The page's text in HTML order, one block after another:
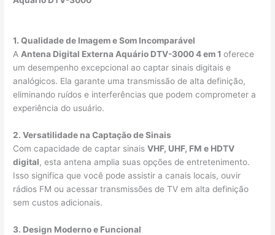
1. Qualidade de Imagem e Som Incomparável
A Antena Digital Externa Aquário DTV-3000 4 em 1oferece
um desempenho excepcional ao captar sinais digitais e
analógicos. Ela garante uma transmissão de alta definição,
eliminando ruídos e interferências que podem comprometer a
experiência do usuário.
2. Versatilidade na Captação de Sinais
Com capacidade de captar sinaisVHF, UHF, FM e HDTV
digital, esta antena amplia suas opções de entretenimento.
Isso significa que você pode assistir a canais locais, ouvir
rádios FM ou acessar transmissões de TV em alta definição
sem custos adicionais.
3. Design Moderno e Funcional